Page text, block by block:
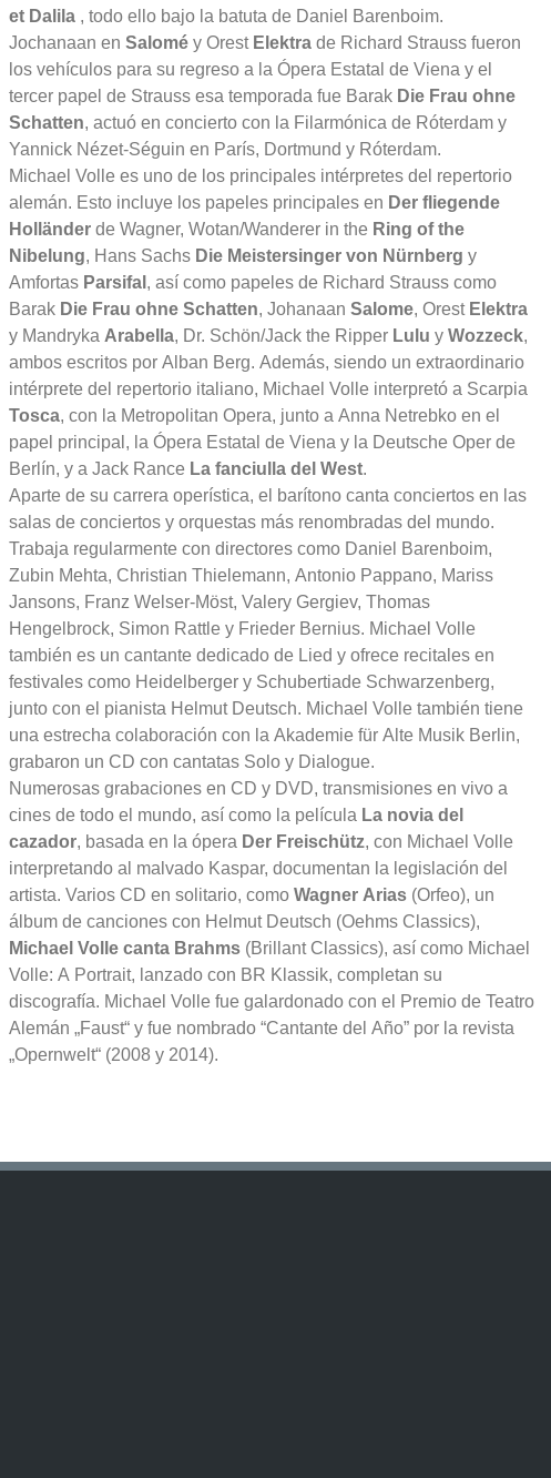
et Dalila , todo ello bajo la batuta de Daniel Barenboim.
Jochanaan en Salomé y Orest Elektra de Richard Strauss fueron
los vehículos para su regreso a la Ópera Estatal de Viena y el
tercer papel de Strauss esa temporada fue Barak Die Frau ohne
Schatten, actuó en concierto con la Filarmónica de Róterdam y
Yannick Nézet-Séguin en París, Dortmund y Róterdam.
Michael Volle es uno de los principales intérpretes del repertorio
alemán. Esto incluye los papeles principales en Der fliegende
Holländer de Wagner, Wotan/Wanderer in the Ring of the
Nibelung, Hans Sachs Die Meistersinger von Nürnberg y
Amfortas Parsifal , así como papeles de Richard Strauss como
Barak Die Frau ohne Schatten, Johanaan Salome, Orest Elektra
y Mandryka Arabella, Dr. Schön/Jack the Ripper Lulu y Wozzeck,
ambos escritos por Alban Berg. Además, siendo un extraordinario
intérprete del repertorio italiano, Michael Volle interpretó a Scarpia
Tosca, con la Metropolitan Opera, junto a Anna Netrebko en el
papel principal, la Ópera Estatal de Viena y la Deutsche Oper de
Berlín, y a Jack Rance La fanciulla del West.
Aparte de su carrera operística, el barítono canta conciertos en las
salas de conciertos y orquestas más renombradas del mundo.
Trabaja regularmente con directores como Daniel Barenboim,
Zubin Mehta, Christian Thielemann, Antonio Pappano, Mariss
Jansons, Franz Welser-Möst, Valery Gergiev, Thomas
Hengelbrock, Simon Rattle y Frieder Bernius. Michael Volle
también es un cantante dedicado de Lied y ofrece recitales en
festivales como Heidelberger y Schubertiade Schwarzenberg,
junto con el pianista Helmut Deutsch. Michael Volle también tiene
una estrecha colaboración con la Akademie für Alte Musik Berlin,
grabaron un CD con cantatas Solo y Dialogue.
Numerosas grabaciones en CD y DVD, transmisiones en vivo a
cines de todo el mundo, así como la película La novia del
cazador, basada en la ópera Der Freischütz, con Michael Volle
interpretando al malvado Kaspar, documentan la legislación del
artista. Varios CD en solitario, como Wagner Arias (Orfeo), un
álbum de canciones con Helmut Deutsch (Oehms Classics),
Michael Volle canta Brahms (Brillant Classics), así como Michael
Volle: A Portrait, lanzado con BR Klassik, completan su
discografía. Michael Volle fue galardonado con el Premio de Teatro
Alemán „Faust“ y fue nombrado “Cantante del Año” por la revista
„Opernwelt“ (2008 y 2014).